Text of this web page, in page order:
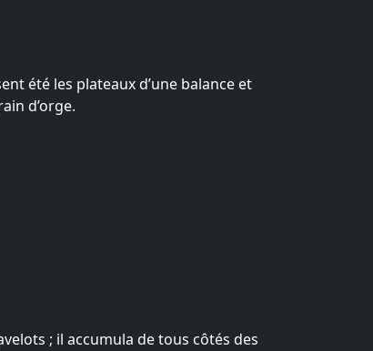
été les plateaux d’une balance et
d’orge.
; il accumula de tous côtés des